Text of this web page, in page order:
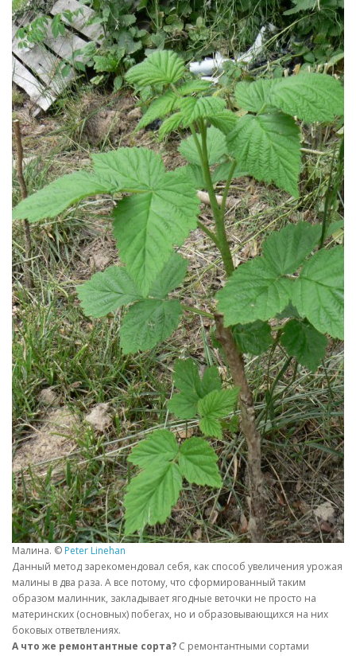
Малина. © Peter Linehan
Данный метод зарекомендовал себя, как способ увеличения урожая
малины в два раза. А все потому, что сформированный таким
образом малинник, закладывает ягодные веточки не просто на
материнских (основных) побегах, но и образовывающихся на них
боковых ответвлениях.
А что же ремонтантные сорта? С ремонтантными сортами